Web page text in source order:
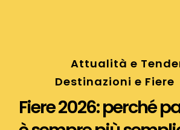
Attualità e
Destinazioni e Fiere
Fiere 2026: perché